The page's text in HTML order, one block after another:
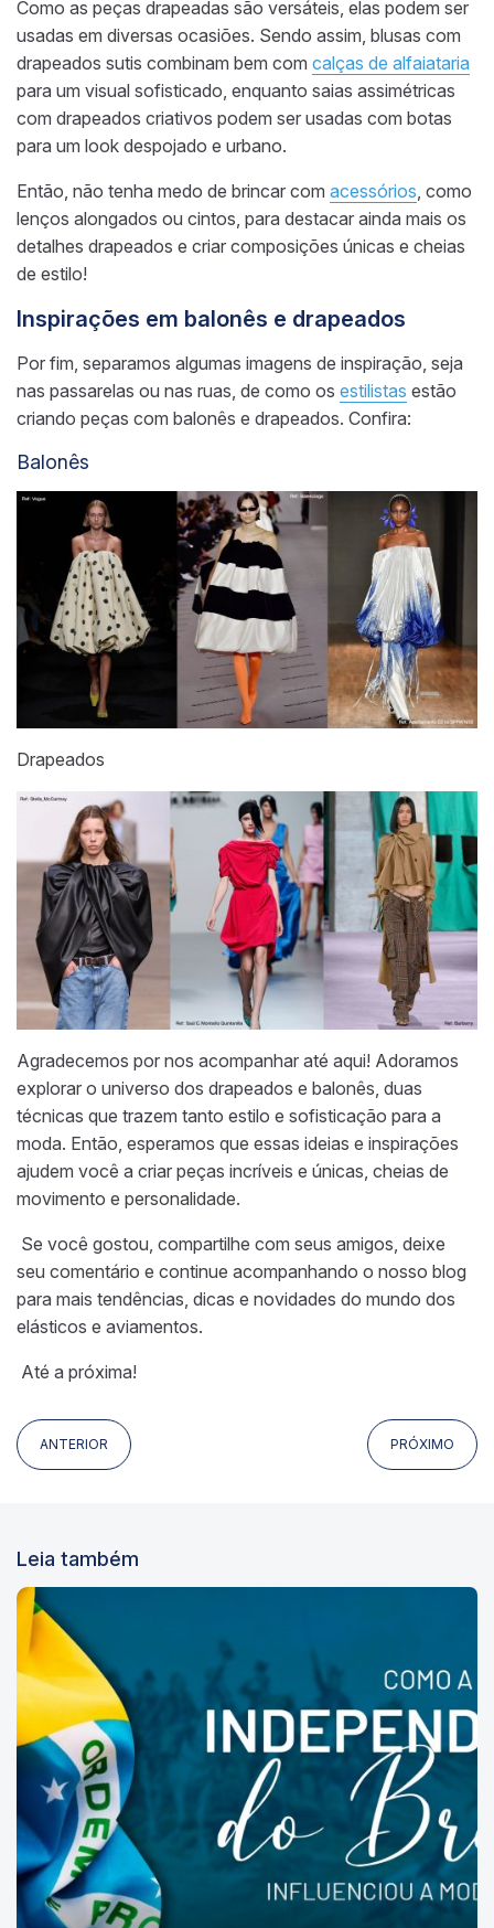
Como as peças drapeadas são versáteis, elas podem ser
usadas em diversas ocasiões. Sendo assim, blusas com
drapeados sutis combinam bem com calças de alfaiataria
para um visual sofisticado, enquanto saias assimétricas
com drapeados criativos podem ser usadas com botas
para um look despojado e urbano.
Então, não tenha medo de brincar com acessórios , como
lenços alongados ou cintos, para destacar ainda mais os
detalhes drapeados e criar composições únicas e cheias
de estilo!
Inspirações em balonês e drapeados
Por fim, separamos algumas imagens de inspiração, seja
nas passarelas ou nas ruas, de como os estilistas estão
criando peças com balonês e drapeados. Confira:
Balonês
Drapeados
Agradecemos por nos acompanhar até aqui! Adoramos
explorar o universo dos drapeados e balonês, duas
técnicas que trazem tanto estilo e sofisticação para a
moda. Então, esperamos que essas ideias e inspirações
ajudem você a criar peças incríveis e únicas, cheias de
movimento e personalidade.
Se você gostou, compartilhe com seus amigos, deixe
seu comentário e continue acompanhando o nosso blog
para mais tendências, dicas e novidades do mundo dos
elásticos e aviamentos.
Até a próxima!
ANTERIOR PRÓXIMO
Leia também